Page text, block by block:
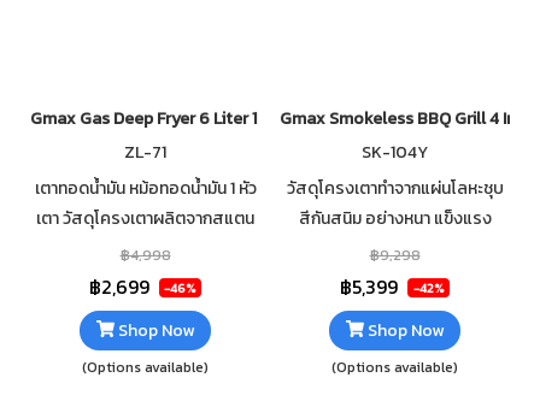
Gmax Gas Deep Fryer 6 Liter 1 Basket ZL-71
ZL-71
เตาทอดน้ำมัน หม้อทอดน้ำมัน 1 หัว
เตา วัสดุโครงเตาผลิตจากสแตน
เลส คุณภาพสูง 1 หัวเตาให้ความ
ร้อนสูงถึง 18,000 BTU/hr แรง
ดันแก๊ส 2,800 Pa
฿4,998
฿2,699 -46%
Shop Now
(Options available)
Gmax Smokeless BBQ Grill 4
SK-104Y
วัสดุโครงเตาทำจากแผ่นโลหะชุบ
สีกันสนิม อย่างหนา แข็งแรง
ทนทาน หัวเตาอินฟราเรดด้านข้าง
แบบรังผึ้ง 4 หัว +พัดลมกระจาย
ความร้อน 12V จำนวน 2 ตัว
฿9,298
฿5,399 -42%
Shop Now
(Options available)